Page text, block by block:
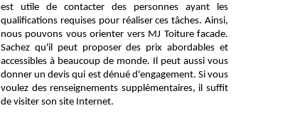
est utile de contacter des personnes ayant les
qualifications requises pour réaliser ces tâches. Ainsi,
nous pouvons vous orienter vers MJ Toiture facade.
Sachez qu'il peut proposer des prix abordables et
accessibles à beaucoup de monde. Il peut aussi vous
donner un devis qui est dénué d'engagement. Si vous
voulez des renseignements supplémentaires, il suffit
de visiter son site Internet.